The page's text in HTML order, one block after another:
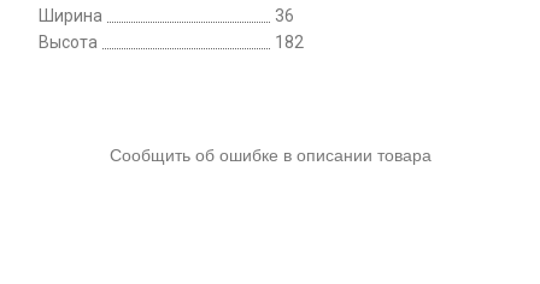
Ширина
36
Высота
182
Сообщить об ошибке в описании товара